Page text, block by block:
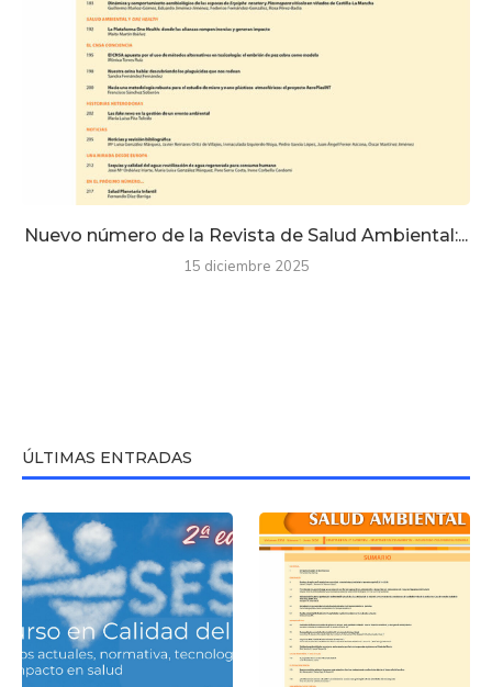
Nuevo número de la Revista de Salud Ambiental:...
15 diciembre 2025
ÚLTIMAS ENTRADAS